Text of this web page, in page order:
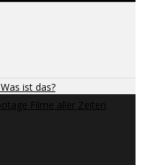
ist das?
Filme aller Zeiten